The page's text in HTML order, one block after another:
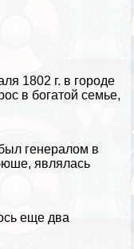
1802 г. в городе
в богатой семье,
генералом в
являлась
еще два